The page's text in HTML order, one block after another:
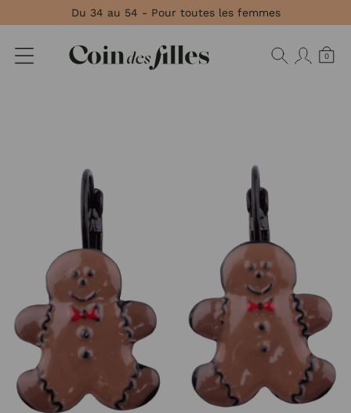
Du 34 au 54 - Pour toutes les femmes
0
Panneau de gestion des cookies